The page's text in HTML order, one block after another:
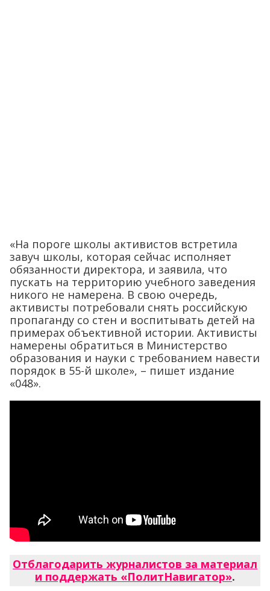
«На пороге школы активистов встретила
завуч школы, которая сейчас исполняет
обязанности директора, и заявила, что
пускать на территорию учебного заведения
никого не намерена. В свою очередь,
активисты потребовали снять российскую
пропаганду со стен и воспитывать детей на
примерах объективной истории. Активисты
намерены обратиться в Министерство
образования и науки с требованием навести
порядок в 55-й школе», – пишет издание
«048».
Отблагодарить журналистов за материал
и поддержать «ПолитНавигатор».